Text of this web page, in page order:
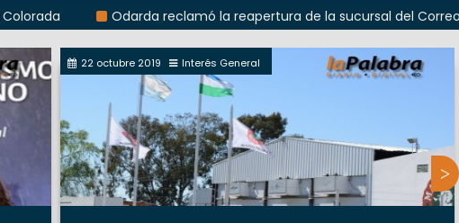
Odarda reclamó la reapertura de la sucursal del Correo Argentino
22 octubre 2019 Interés General